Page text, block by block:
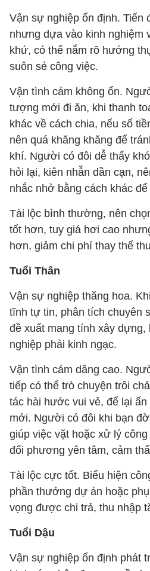
Vận sự nghiệp ổn định. Tiến
nhưng dựa vào kinh nghiệm
khứ, có thể nắm rõ hướng
suôn sẻ công việc.
Vận tình cảm không ổn.
tượng mới đi ăn, khi thanh
khác về cách chia, nếu số
nên quá khăng khăng để
khí. Người có đôi dễ thấy
hỏi lại, kiên nhẫn dần cạn,
nhắc nhở bằng cách khác
Tài lộc bình thường, nên
tốt hơn, tuy giá hơi cao
hơn, giảm chi phí thay thế
Tuổi Thân
Vận sự nghiệp thăng hoa.
tĩnh tự tin, phân tích chuyên
đề xuất mang tính xây dựng,
nghiệp phải kinh ngạc.
Vận tình cảm dâng cao.
tiếp có thể trò chuyện trôi
tác hài hước vui vẻ, để lại
mới. Người có đôi khi bạn
giúp việc vặt hoặc xử lý
đối phương yên tâm, cảm
Tài lộc cực tốt. Biểu hiện
phần thưởng dự án hoặc
vọng được chi trả, thu nhập
Tuổi Dậu
Vận sự nghiệp ổn định phát